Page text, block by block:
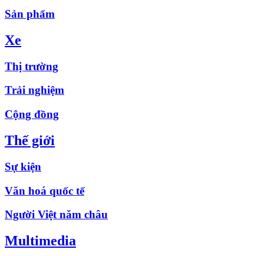
Sản phẩm
Xe
Thị trường
Trải nghiệm
Cộng đồng
Thế giới
Sự kiện
Văn hoá quốc tế
Người Việt năm châu
Multimedia